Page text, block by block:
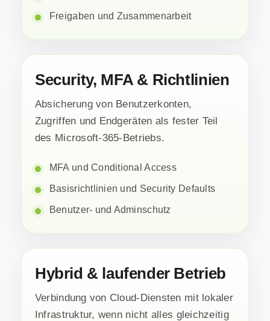
Freigaben und Zusammenarbeit
Security, MFA & Richtlinien
Absicherung von Benutzerkonten,
Zugriffen und Endgeräten als fester Teil
des Microsoft-365-Betriebs.
MFA und Conditional Access
Basisrichtlinien und Security Defaults
Benutzer- und Adminschutz
Hybrid & laufender Betrieb
Verbindung von Cloud-Diensten mit lokaler
Infrastruktur, wenn nicht alles gleichzeitig